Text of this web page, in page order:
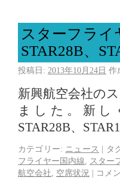
スターフライ
STAR28B、
投稿日: 2013年10月24日 作
新興航空会社の
ました。新し
STAR28B、
カテゴリー: ニュース | タ
フライヤー国内線
スター
航空会社
空席状況 | コメ